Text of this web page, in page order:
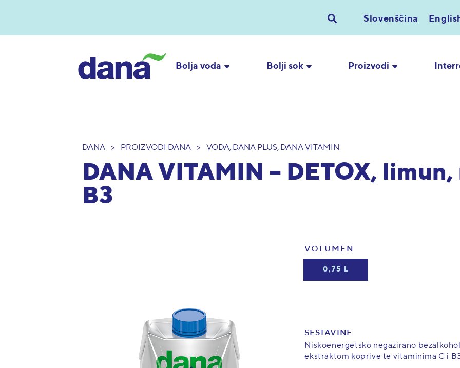
Slovenščina
Bolja voda Bolji sok Proizvodi
DANA > PROIZVODI DANA > VODA, DANA PLUS, DANA VITAMIN
DANA VITAMIN – DETOX,
B3
VOLUMEN
0,75 L
SESTAVINE
Niskoenergetsko negazirano
ekstraktom koprive te vitaminima C i